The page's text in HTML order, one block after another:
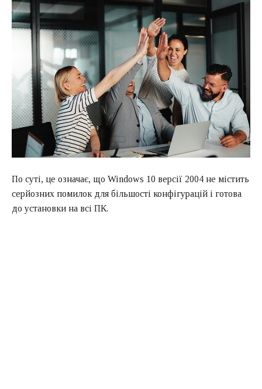
По суті, це означає, що Windows 10 версії 2004 не містить
серйозних помилок для більшості конфігурацій і готова
до установки на всі ПК.